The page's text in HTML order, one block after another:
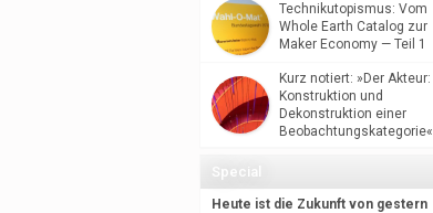
Technikutopismus: Vom
Whole Earth Catalog zur
Maker Economy — Teil 1
Kurz notiert: »Der Akteur:
Konstruktion und
Dekonstruktion einer
Beobachtungskategorie«
Special
Heute ist die Zukunft von gestern